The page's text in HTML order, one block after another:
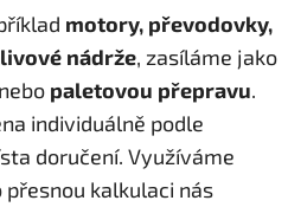
motory, převodovky,
nádrže, zasíláme jako
nebo paletovou přepravu.
individuálně podle
doručení. Využíváme
přesnou kalkulaci nás